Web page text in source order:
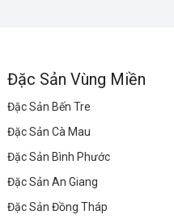
Đặc Sản Vùng Miền
Đặc Sản Bến Tre
Đặc Sản Cà Mau
Đặc Sản Bình Phước
Đặc Sản An Giang
Đặc Sản Đồng Tháp